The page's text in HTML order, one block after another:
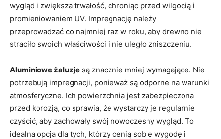
wygląd i zwiększa trwałość, chroniąc przed wilgocią i
promieniowaniem UV. Impregnację należy
przeprowadzać co najmniej raz w roku, aby drewno nie
straciło swoich właściwości i nie uległo zniszczeniu.
Aluminiowe żaluzje są znacznie mniej wymagające. Nie
potrzebują impregnacji, ponieważ są odporne na warunki
atmosferyczne. Ich powierzchnia jest zabezpieczona
przed korozją, co sprawia, że wystarczy je regularnie
czyścić, aby zachowały swój nowoczesny wygląd. To
idealna opcja dla tych, którzy cenią sobie wygodę i